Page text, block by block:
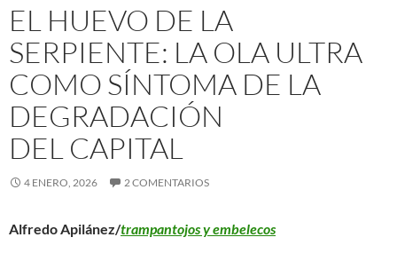
EL HUEVO DE LA
SERPIENTE: LA OLA ULTRA
COMO SÍNTOMA DE LA
DEGRADACIÓN
DEL CAPITAL
4 ENERO, 2026 2 COMENTARIOS
Alfredo Apilánez/trampantojos y embelecos